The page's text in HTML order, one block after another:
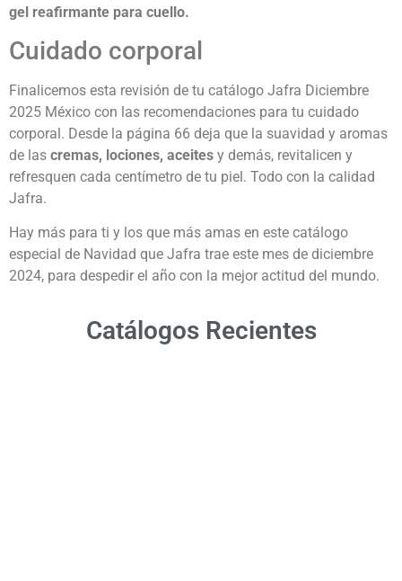
gel reafirmante para cuello.
Cuidado corporal
Finalicemos esta revisión de tu catálogo Jafra Diciembre
2025 México con las recomendaciones para tu cuidado
corporal. Desde la página 66 deja que la suavidad y aromas
de las cremas, lociones, aceites y demás, revitalicen y
refresquen cada centímetro de tu piel. Todo con la calidad
Jafra.
Hay más para ti y los que más amas en este catálogo
especial de Navidad que Jafra trae este mes de diciembre
2024, para despedir el año con la mejor actitud del mundo.
Catálogos Recientes